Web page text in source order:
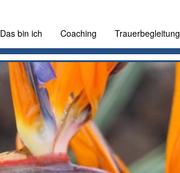
Das bin ich Coaching Trauerbegleitung